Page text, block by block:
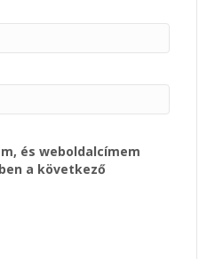
és weboldalcímem
a következő